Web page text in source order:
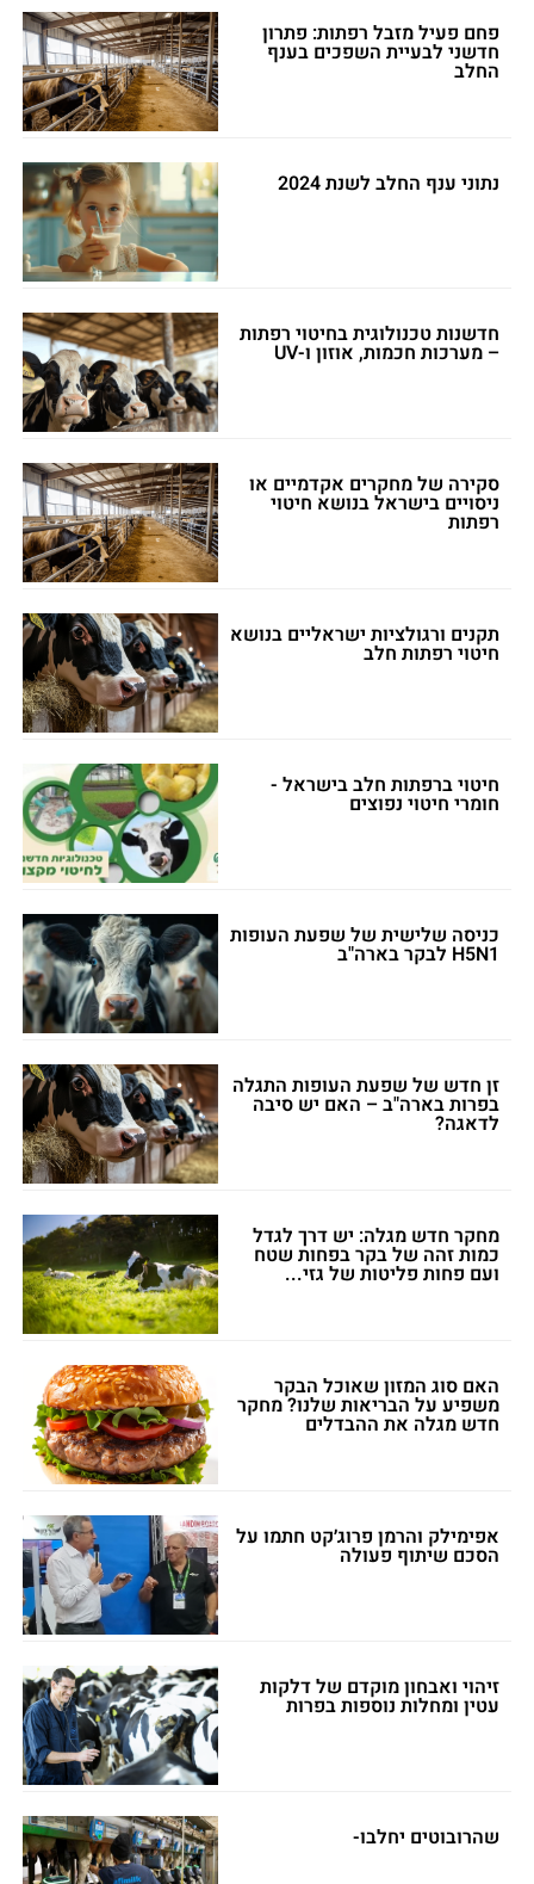
פחם פעיל מזבל רפתות: פתרון
חדשני לבעיית השפכים בענף
החלב
נתוני ענף החלב לשנת 2024
חדשנות טכנולוגית בחיטוי רפתות
– מערכות חכמות, אוזון ו-UV
סקירה של מחקרים אקדמיים או
ניסויים בישראל בנושא חיטוי
רפתות
תקנים ורגולציות ישראליים בנושא
חיטוי רפתות חלב
חיטוי ברפתות חלב בישראל -
חומרי חיטוי נפוצים
כניסה שלישית של שפעת העופות
H5N1 לבקר בארה"ב
זן חדש של שפעת העופות התגלה
בפרות בארה"ב – האם יש סיבה
לדאגה?
מחקר חדש מגלה: יש דרך לגדל
כמות זהה של בקר בפחות שטח
ועם פחות פליטות של גזי...
האם סוג המזון שאוכל הבקר
משפיע על הבריאות שלנו? מחקר
חדש מגלה את ההבדלים
אפימילק והרמן פרוג׳קט חתמו על
הסכם שיתוף פעולה
זיהוי ואבחון מוקדם של דלקות
עטין ומחלות נוספות בפרות
שהרובוטים יחלבו-